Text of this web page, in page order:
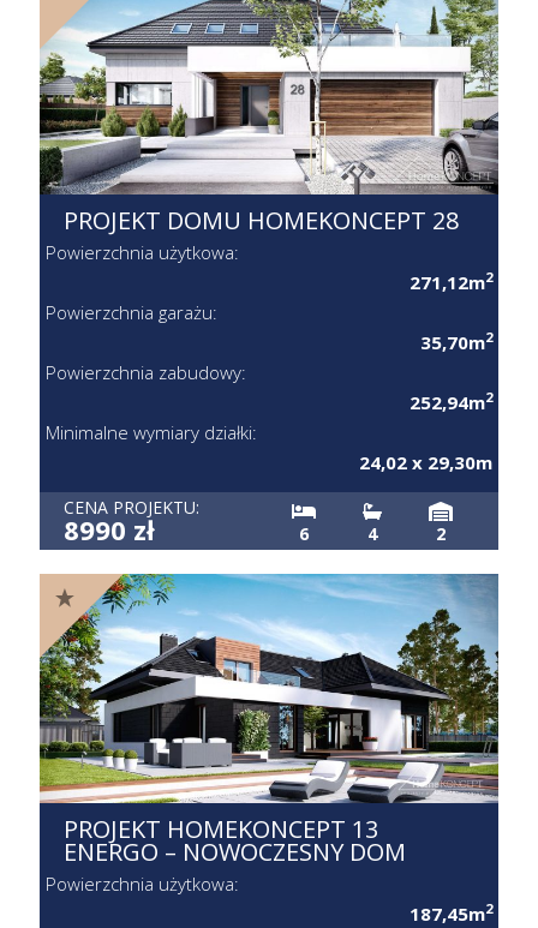
PROJEKT DOMU HOMEKONCEPT 28
Powierzchnia użytkowa:
271,12m2
Powierzchnia garażu:
35,70m2
Powierzchnia zabudowy:
252,94m2
Minimalne wymiary działki:
24,02 x 29,30m
CENA PROJEKTU:
8990 zł 6 4 2
PROJEKT HOMEKONCEPT 13
ENERGO – NOWOCZESNY DOM
Powierzchnia użytkowa:
187,45m2